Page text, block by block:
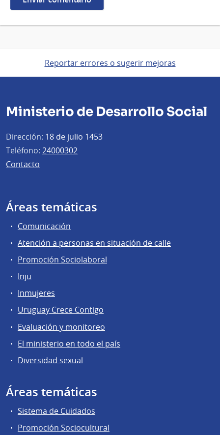
Reportar errores o sugerir mejoras
Ministerio de Desarrollo Social
Dirección: 18 de julio 1453
Teléfono: 24000302
Contacto
Áreas temáticas
Comunicación
Atención a personas en situación de calle
Promoción Sociolaboral
Inju
Inmujeres
Uruguay Crece Contigo
Evaluación y monitoreo
El ministerio en todo el país
Diversidad sexual
Áreas temáticas
Sistema de Cuidados
Promoción Sociocultural